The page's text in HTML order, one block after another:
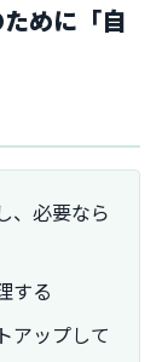
めに「自
、必要なら
する
アップして